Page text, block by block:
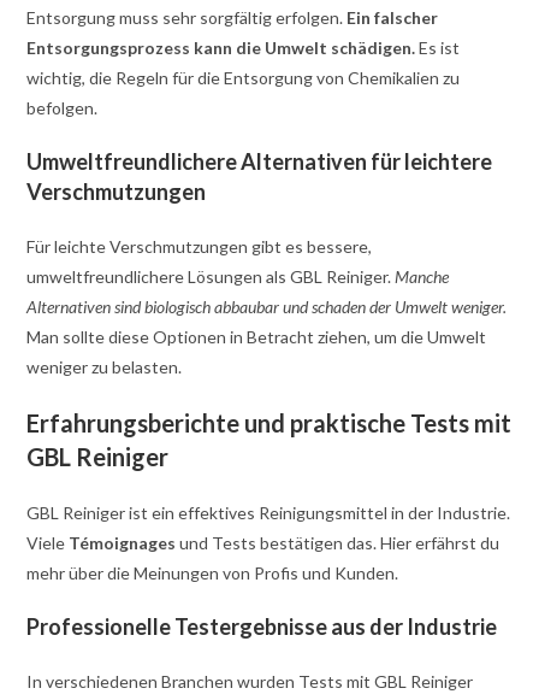
Entsorgung muss sehr sorgfältig erfolgen. Ein falscher
Entsorgungsprozess kann die Umwelt schädigen.Es ist
wichtig, die Regeln für die Entsorgung von Chemikalien zu
befolgen.
Umweltfreundlichere Alternativen für leichtere
Verschmutzungen
Für leichte Verschmutzungen gibt es bessere,
umweltfreundlichere Lösungen als GBL Reiniger.Manche
Alternativen sind biologisch abbaubar und schaden der Umwelt weniger.
Man sollte diese Optionen in Betracht ziehen, um die Umwelt
weniger zu belasten.
Erfahrungsberichte und praktische Tests mit
GBL Reiniger
GBL Reiniger ist ein effektives Reinigungsmittel in der Industrie.
Viele Témoignages und Tests bestätigen das. Hier erfährst du
mehr über die Meinungen von Profis und Kunden.
Professionelle Testergebnisse aus der Industrie
In verschiedenen Branchen wurden Tests mit GBL Reiniger